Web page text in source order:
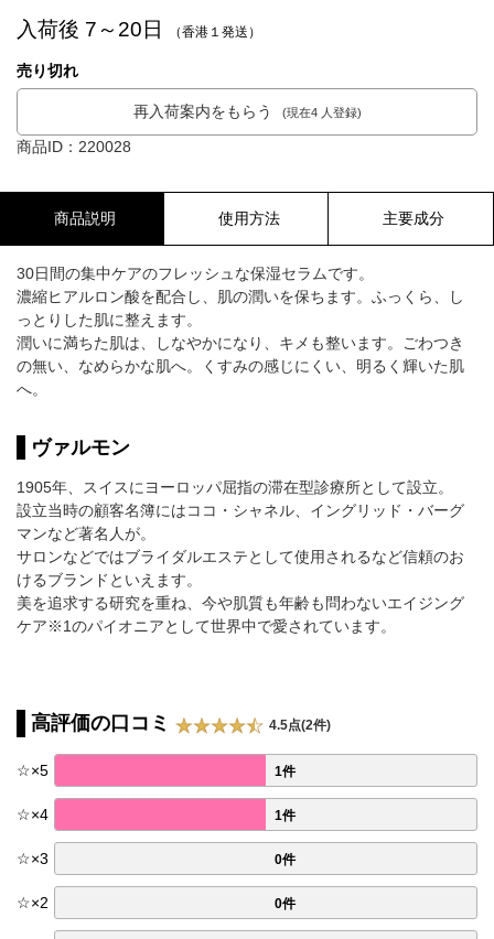
入荷後 7～20日 （香港１発送）
売り切れ
再入荷案内をもらう (現在4 人登録)
商品ID：220028
商品説明 使用方法 主要成分
30日間の集中ケアのフレッシュな保湿セラムです。
濃縮ヒアルロン酸を配合し、肌の潤いを保ちます。ふっくら、し
っとりした肌に整えます。
潤いに満ちた肌は、しなやかになり、キメも整います。ごわつき
の無い、なめらかな肌へ。くすみの感じにくい、明るく輝いた肌
へ。
ヴァルモン
1905年、スイスにヨーロッパ屈指の滞在型診療所として設立。
設立当時の顧客名簿にはココ・シャネル、イングリッド・バーグ
マンなど著名人が。
サロンなどではブライダルエステとして使用されるなど信頼のお
けるブランドといえます。
美を追求する研究を重ね、今や肌質も年齢も問わないエイジング
ケア※1のパイオニアとして世界中で愛されています。
高評価の口コミ 4.5点(2件)
☆×5 1件
☆×4 1件
☆×3 0件
☆×2 0件